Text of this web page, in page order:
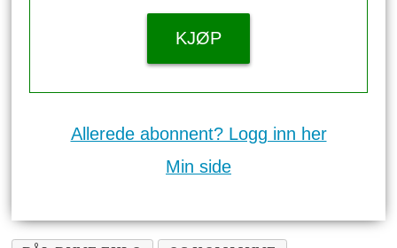
KJØP
Allerede abonnent? Logg inn her
Min side